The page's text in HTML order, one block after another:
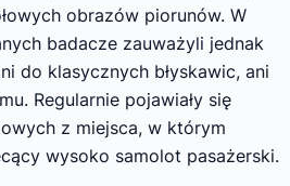
obrazów piorunów. W
badacze zauważyli jednak
do klasycznych błyskawic, ani
Regularnie pojawiały się
z miejsca, w którym
wysoko samolot pasażerski.